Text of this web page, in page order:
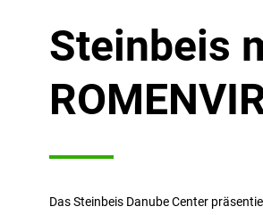
Steinbeis
Das Steinbeis Danube Center